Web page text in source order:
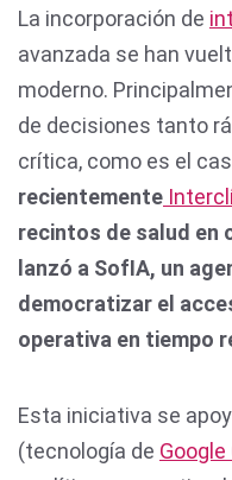
La incorporación de
avanzada se han
moderno.
de decisiones tanto
crítica, como es el
recientemente
recintos de salud en
lanzó a SofIA, un
democratizar el
operativa en tiempo
Esta iniciativa se
(tecnología de Google